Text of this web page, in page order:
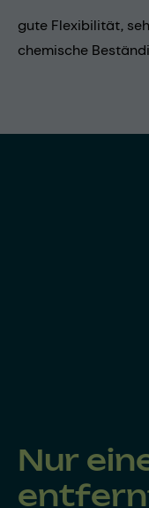
gute Flexibilität,
chemische
Nur